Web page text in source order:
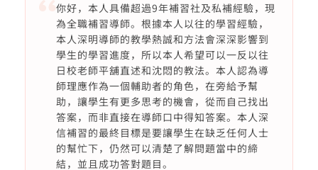
你好，本人具備超過9年補習社及私補經驗，現
為全職補習導師。根據本人以往的學習經驗，
本人深明導師的教學熱誠和方法會深深影響到
學生的學習進度，所以本人希望可以一反以往
日校老師平舖直述和沈悶的教法。本人認為導
師理應作為一個輔助者的角色，在旁給予幫
助，讓學生有更多思考的機會，從而自己找出
答案，而非直接在導師口中得知答案。本人深
信補習的最終目標是要讓學生在缺乏任何人士
的幫忙下，仍然可以清楚了解問題當中的締
結，並且成功答對題目。